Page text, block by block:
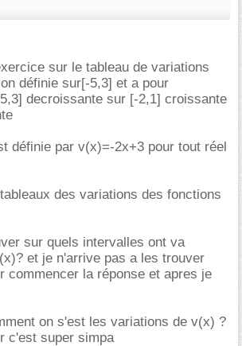
sur le tableau de variations
définie sur[-5,3] et a pour
decroissante sur [-2,1] croissante
définie par v(x)=-2x+3 pour tout réel
des variations des fonctions
sur quels intervalles ont va
et je n'arrive pas a les trouver
commencer la réponse et apres je
on s'est les variations de v(x) ?
c'est super simpa